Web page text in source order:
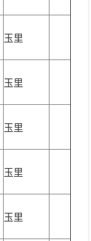
玉里
玉里
玉里
玉里
玉里